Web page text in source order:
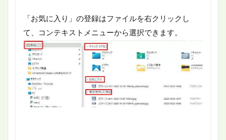
「お気に入り」の登録はファイルを右クリックし
て、コンテキストメニューから選択できます。